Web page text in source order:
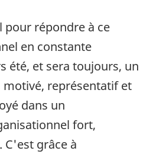
répondre à ce
en constante
été, et sera toujours, un
représentatif et
dans un
fort,
grâce à